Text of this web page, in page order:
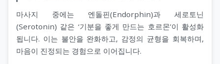
마사지 중에는 엔돌핀(Endorphin)과 세로토닌
(Serotonin) 같은 ‘기분을 좋게 만드는 호르몬’이 활성화
됩니다. 이는 불안을 완화하고, 감정의 균형을 회복하며,
마음이 진정되는 경험으로 이어집니다.